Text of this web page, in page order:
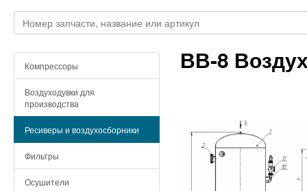
Компрессоры
Воздуходувки для
производства
Ресиверы и воздухосборники
Фильтры
Осушители
ВВ-8